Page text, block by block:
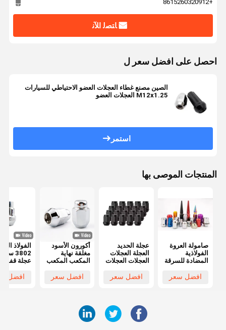
+8615260320912
ﺎﺘﺼﻟ ﺍﻶﻧ
احصل على افضل سعر ل
الصين مصنع غطاء العجلات العضو الاحتياطي للسيارات
M12x1.25 العجلات العضو
استمر
المنتجات الموصى بها
صامولة العروة
الفولاذية
المضادة للسرقة
السيارات
المعدلة الملونة
افضل سعر
عجلة الحديد
العجلة العجلات
العجلات العجلات
العجلات العجلات
افضل سعر
أكورون الأسود
مغلقة نهاية
المكعب المكعب
3/4 " هيكس
السوق
افضل سعر
الفولاذ
3802
عجلة قفل
مجموعة
افضل